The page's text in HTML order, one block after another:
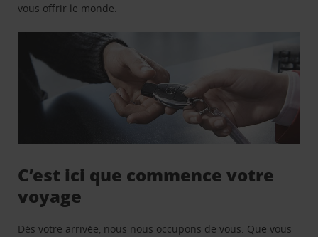
vous offrir le monde.
C’est ici que commence votre
voyage
Dès votre arrivée, nous nous occupons de vous. Que vous